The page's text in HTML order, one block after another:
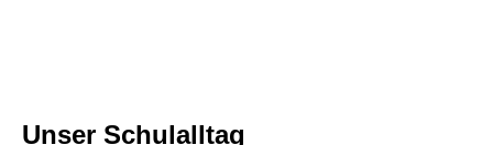
Unser Schulalltag